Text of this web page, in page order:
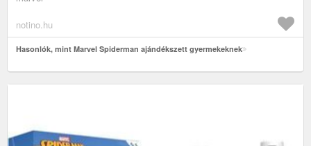
notino.hu
Hasonlók, mint Marvel Spiderman ajándékszett gyermekeknek